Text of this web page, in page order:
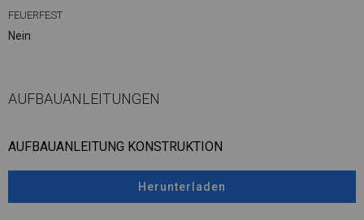
FEUERFEST
Nein
AUFBAUANLEITUNGEN
AUFBAUANLEITUNG KONSTRUKTION
Herunterladen